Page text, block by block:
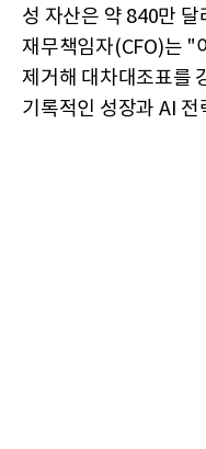
성 자산은 약 840만
재무책임자(CFO)는 "
제거해 대차대조표를
기록적인 성장과 AI